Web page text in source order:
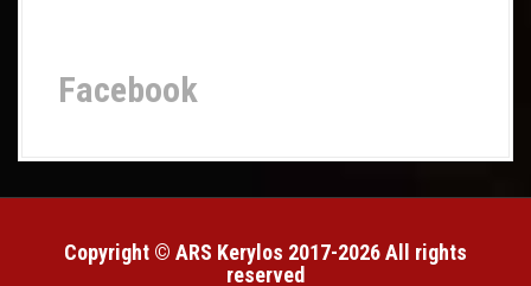
Facebook
Copyright © ARS Kerylos 2017-2026 All rights
reserved